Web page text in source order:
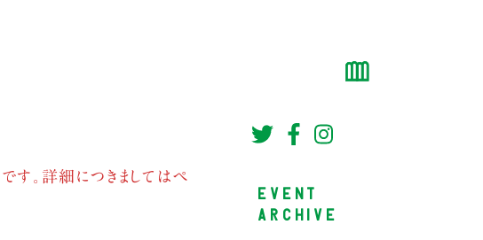
す。詳細につきましてはペ
EVENT
ARCHIVE